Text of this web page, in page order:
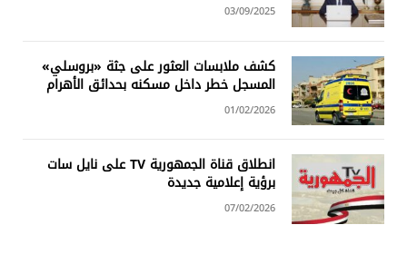
03/09/2025
كشف ملابسات العثور على جثة «بروسلي»
المسجل خطر داخل مسكنه بحدائق الأهرام
01/02/2026
انطلاق قناة الجمهورية TV على نايل سات
برؤية إعلامية جديدة
07/02/2026